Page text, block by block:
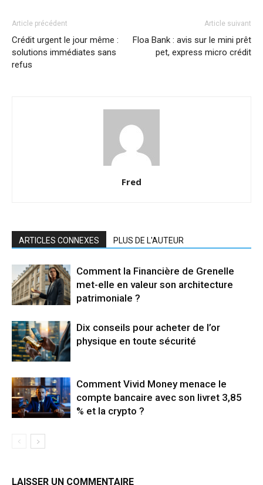
Article précédent
Crédit urgent le jour même :
solutions immédiates sans
refus
Article suivant
Floa Bank : avis sur le mini prêt
pet, express micro crédit
Fred
ARTICLES CONNEXES PLUS DE L'AUTEUR
Comment la Financière de Grenelle
met-elle en valeur son architecture
patrimoniale ?
Dix conseils pour acheter de l’or
physique en toute sécurité
Comment Vivid Money menace le
compte bancaire avec son livret 3,85
% et la crypto ?
LAISSER UN COMMENTAIRE